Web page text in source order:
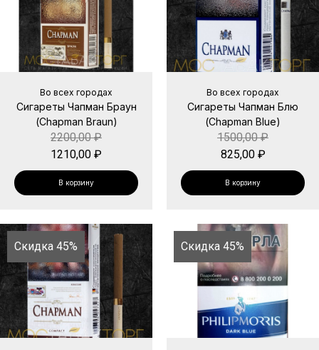
Во всех городах
Сигареты Чапман Браун
(Chapman Braun)
2200,00₽
1210,00 ₽
В корзину
Во всех городах
Сигареты Чапман Блю
(Chapman Blue)
1500,00₽
825,00 ₽
В корзину
Скидка 45% Скидка 45%